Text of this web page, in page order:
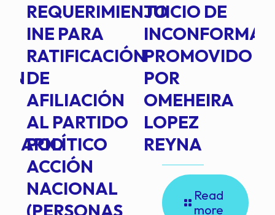
REQUERIMIENTO
INE PARA
RATIFICACIÓN
DE
AFILIACIÓN
AL PARTIDO
POLÍTICO
ACCIÓN
NACIONAL
(PERSONAS
JUICIO DE
INCONFORMAD
PROMOVIDO
POR
OMEHEIRA
LOPEZ
REYNA
Read
more